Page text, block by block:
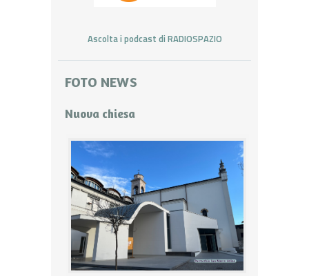
Ascolta i podcast di RADIOSPAZIO
FOTO NEWS
Nuova chiesa